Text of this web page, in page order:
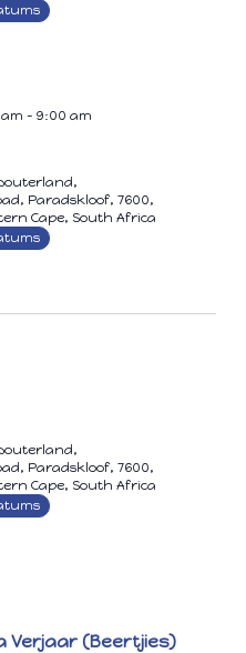
- 9:00 am
Paradskloof, 7600,
Cape, South Africa
Paradskloof, 7600,
Cape, South Africa
Verjaar (Beertjies)